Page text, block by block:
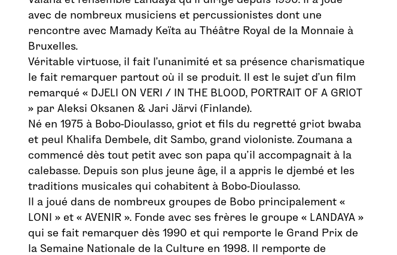
avec de nombreux musiciens et percussionistes dont une
rencontre avec Mamady Keïta au Théâtre Royal de la Monnaie à
Bruxelles.
Véritable virtuose, il fait l’unanimité et sa présence charismatique
le fait remarquer partout où il se produit. Il est le sujet d’un film
remarqué « DJELI ON VERI / IN THE BLOOD, PORTRAIT OF A GRIOT
» par Aleksi Oksanen & Jari Järvi (Finlande).
Né en 1975 à Bobo-Dioulasso, griot et fils du regretté griot bwaba
et peul Khalifa Dembele, dit Sambo, grand violoniste. Zoumana a
commencé dès tout petit avec son papa qu’il accompagnait à la
calebasse. Depuis son plus jeune âge, il a appris le djembé et les
traditions musicales qui cohabitent à Bobo-Dioulasso.
Il a joué dans de nombreux groupes de Bobo principalement «
LONI » et « AVENIR ». Fonde avec ses frères le groupe « LANDAYA »
qui se fait remarquer dès 1990 et qui remporte le Grand Prix de
la Semaine Nationale de la Culture en 1998. Il remporte de